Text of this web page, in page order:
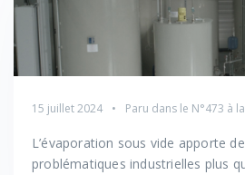
15 juillet 2024 Paru dans le N°473 à
L’évaporation sous vide apporte
problématiques industrielles plus